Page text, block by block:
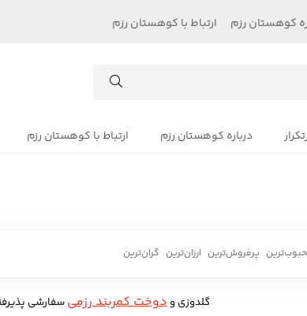
کوهستان رزم ارتباط با کوهستان رزم
درباره کوهستان رزم ارتباط با کوهستان رزم
پرفروش‌ترین ارزان‌ترین گران‌ترین
گلدوزی ودوخت کمربند رزمیسفارشی